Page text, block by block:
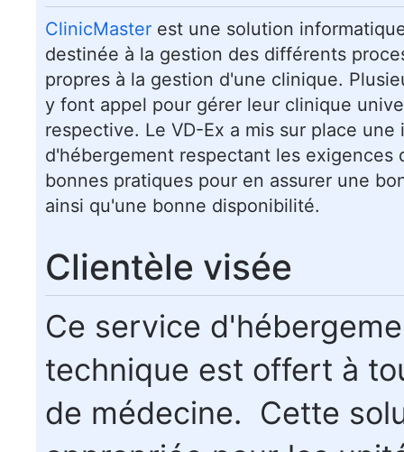
ClinicMaster est une solution
destinée à la gestion des différents
propres à la gestion d'une clinique.
y font appel pour gérer leur clinique
respective. Le VD-Ex a mis sur place
d'hébergement respectant les exigences
bonnes pratiques pour en assurer une
ainsi qu'une bonne disponibilité.
Clientèle visée
Ce service
technique est offert à
de médecine. Cette